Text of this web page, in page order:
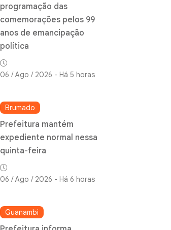
programação das
comemorações pelos 99
anos de emancipação
política
06 / Ago / 2026 - Há 5 horas
Brumado
Prefeitura mantém
expediente normal nessa
quinta-feira
06 / Ago / 2026 - Há 6 horas
Guanambi